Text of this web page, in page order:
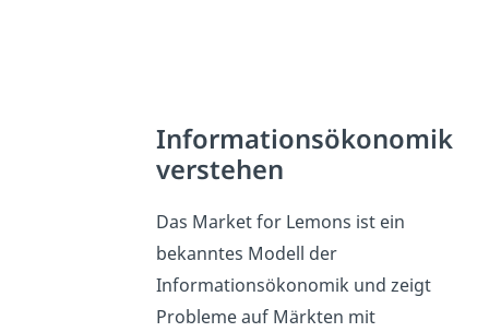
Informationsökonomik
verstehen
Das Market for Lemons ist ein
bekanntes Modell der
Informationsökonomik und zeigt
Probleme auf Märkten mit